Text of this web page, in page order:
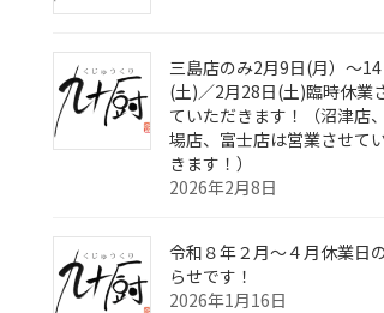
三島店のみ2月9日(月）～14
(土)／2月28日(土)臨時休業
ていただきます！（沼津店
場店、富士店は営業させて
きます！）
2026年2月8日
令和８年２月～４月休業日
らせです！
2026年1月16日